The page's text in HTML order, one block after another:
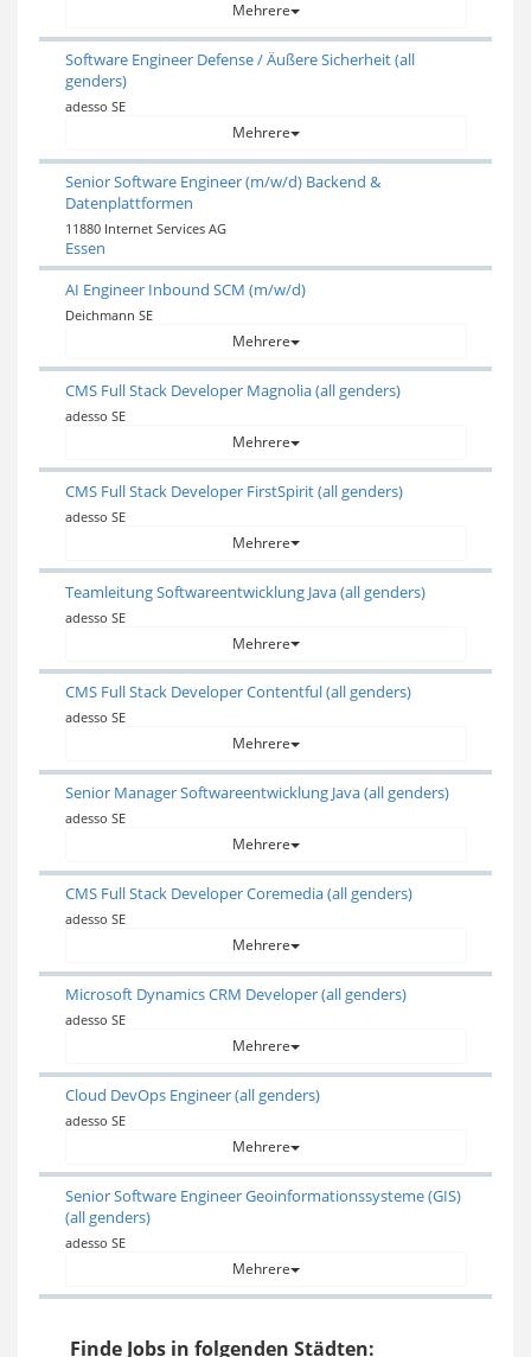
Mehrere
Software Engineer Defense / Äußere Sicherheit (all
genders)
adesso SE
Mehrere
Senior Software Engineer (m/w/d) Backend &
Datenplattformen
11880 Internet Services AG
Essen
AI Engineer Inbound SCM (m/w/d)
Deichmann SE
Mehrere
CMS Full Stack Developer Magnolia (all genders)
adesso SE
Mehrere
CMS Full Stack Developer FirstSpirit (all genders)
adesso SE
Mehrere
Teamleitung Softwareentwicklung Java (all genders)
adesso SE
Mehrere
CMS Full Stack Developer Contentful (all genders)
adesso SE
Mehrere
Senior Manager Softwareentwicklung Java (all genders)
adesso SE
Mehrere
CMS Full Stack Developer Coremedia (all genders)
adesso SE
Mehrere
Microsoft Dynamics CRM Developer (all genders)
adesso SE
Mehrere
Cloud DevOps Engineer (all genders)
adesso SE
Mehrere
Senior Software Engineer Geoinformationssysteme (GIS)
(all genders)
adesso SE
Mehrere
Finde Jobs in folgenden Städten: